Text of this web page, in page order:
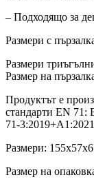
– Подходящо за
Размери с
Размери
Размер на
Продуктът е
стандарти ЕN 71:
71-
Размери:
Размер на